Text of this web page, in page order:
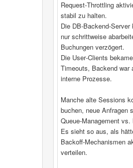
Request‑Throttling
stabil zu halten.
Die DB‑Backend-
nur schrittweise
Buchungen verzögert.
Die User‑Clients
Timeouts, Backend war
interne Prozesse.
Manche alte Sessions
buchen, neue Anfragen
Queue‑Management vs.
Es sieht so aus, als
Backoff‑Mechanismen
verteilen.